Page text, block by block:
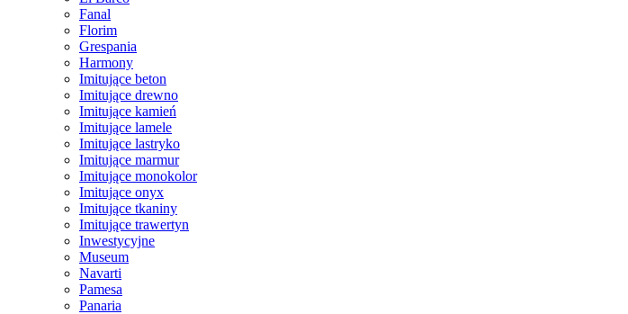
Fanal
Florim
Grespania
Harmony
Imitujące beton
Imitujące drewno
Imitujące kamień
Imitujące lamele
Imitujące lastryko
Imitujące marmur
Imitujące monokolor
Imitujące onyx
Imitujące tkaniny
Imitujące trawertyn
Inwestycyjne
Museum
Navarti
Pamesa
Panaria